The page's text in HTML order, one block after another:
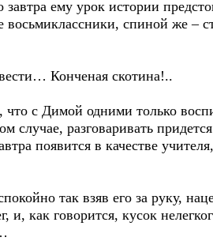
ему урок истории
восьмиклассники, спиной же –
Конченая скотина!..
с Димой одними только
случае, разговаривать
появится в качестве
так взяв его за руку,
как говорится, кусок